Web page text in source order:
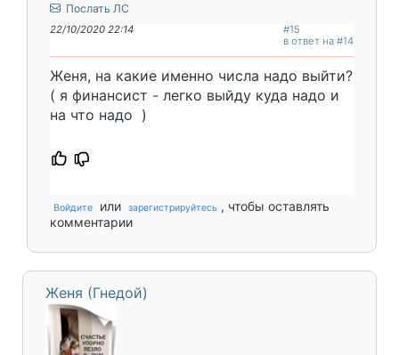
Послать ЛС
22/10/2020 22:14
#15
в ответ на #14
Женя, на какие именно числа надо выйти?
( я финансист - легко выйду куда надо и
на что надо )
Войдите или зарегистрируйтесь , чтобы оставлять
комментарии
Женя (Гнедой)